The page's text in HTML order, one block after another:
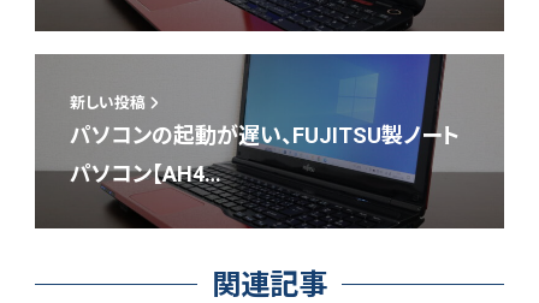
新しい投稿
パソコンの起動が遅い、FUJITSU製ノート
パソコン【AH4…
関連記事